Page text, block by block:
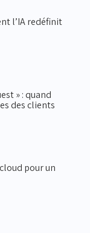
l’IA redéfinit
» : quand
des clients
pour un